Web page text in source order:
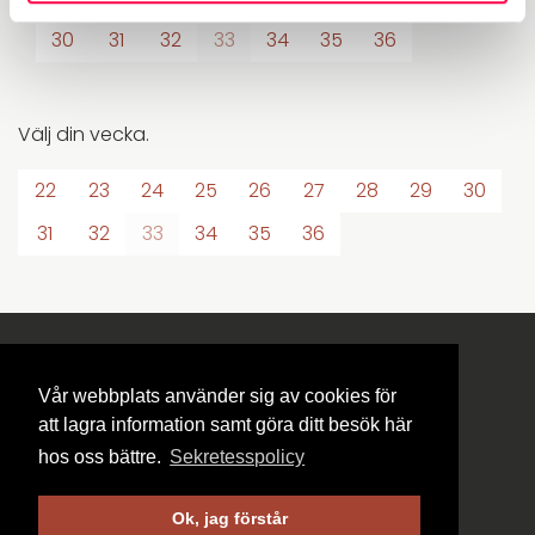
Vår webbplats använder sig av cookies för
att lagra information samt göra ditt besök här
hos oss bättre. Sekretesspolicy
Ok, jag förstår
Välj din vecka.
22 23 24 25 26 27 28 29
30
31
32 33 34 35 36
30
31 32 33 34 35 36
Kontakta oss
Bjursås Skicenter och Camping AB